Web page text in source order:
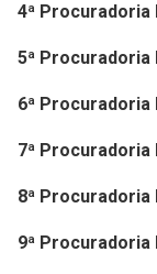
4ª Procuradoria
5ª Procuradoria
6ª Procuradoria
7ª Procuradoria
8ª Procuradoria
9ª Procuradoria